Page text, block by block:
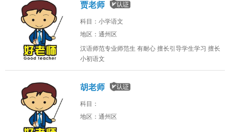
贾老师
科目：小学语文
地区：通州区
汉语师范专业师范生 有耐心 擅长引导学生学习 擅长
小初语文
胡老师
科目：
地区：通州区